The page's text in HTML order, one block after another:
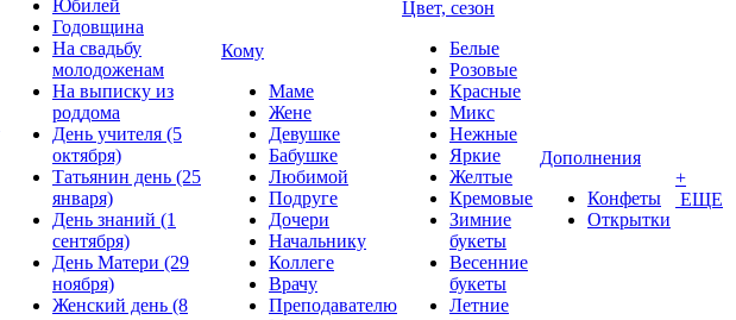
Юбилей
Годовщина
На свадьбу
молодоженам
На выписку из
роддома
День учителя (5
октября)
Татьянин день (25
января)
День знаний (1
сентября)
День Матери (29
ноября)
Женский день (8
Кому
Маме
Жене
Девушке
Бабушке
Любимой
Подруге
Дочери
Начальнику
Коллеге
Врачу
Преподавателю
Цвет, сезон
Белые
Розовые
Красные
Микс
Нежные
Яркие
Желтые
Кремовые
Зимние
букеты
Весенние
букеты
Летние
Дополнения
Конфеты
Открытки
+
ЕЩЕ